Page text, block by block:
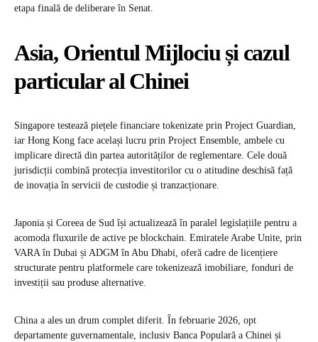
etapa finală de deliberare în Senat.
Asia, Orientul Mijlociu și cazul
particular al Chinei
Singapore testează piețele financiare tokenizate prin Project Guardian,
iar Hong Kong face același lucru prin Project Ensemble, ambele cu
implicare directă din partea autorităților de reglementare. Cele două
jurisdicții combină protecția investitorilor cu o atitudine deschisă față
de inovația în servicii de custodie și tranzacționare.
Japonia și Coreea de Sud își actualizează în paralel legislațiile pentru a
acomoda fluxurile de active pe blockchain. Emiratele Arabe Unite, prin
VARA în Dubai și ADGM în Abu Dhabi, oferă cadre de licențiere
structurate pentru platformele care tokenizează imobiliare, fonduri de
investiții sau produse alternative.
China a ales un drum complet diferit. În februarie 2026, opt
departamente guvernamentale, inclusiv Banca Populară a Chinei și